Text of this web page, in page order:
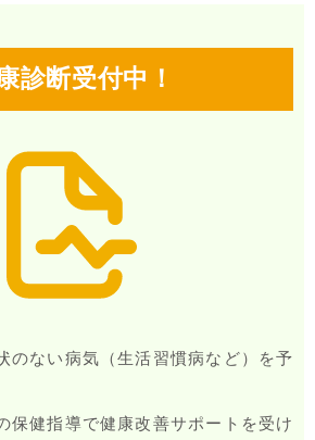
診断受付中！
のない病気（生活習慣病など）を予
保健指導で健康改善サポートを受け